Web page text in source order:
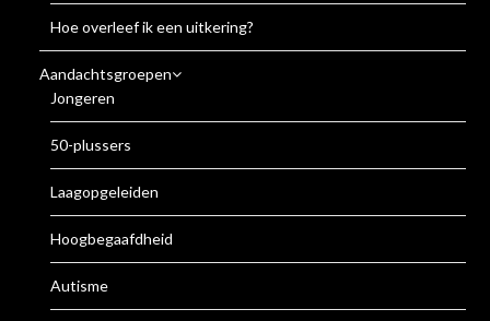
Hoe overleef ik een uitkering?
Aandachtsgroepen
Jongeren
50-plussers
Laagopgeleiden
Hoogbegaafdheid
Autisme